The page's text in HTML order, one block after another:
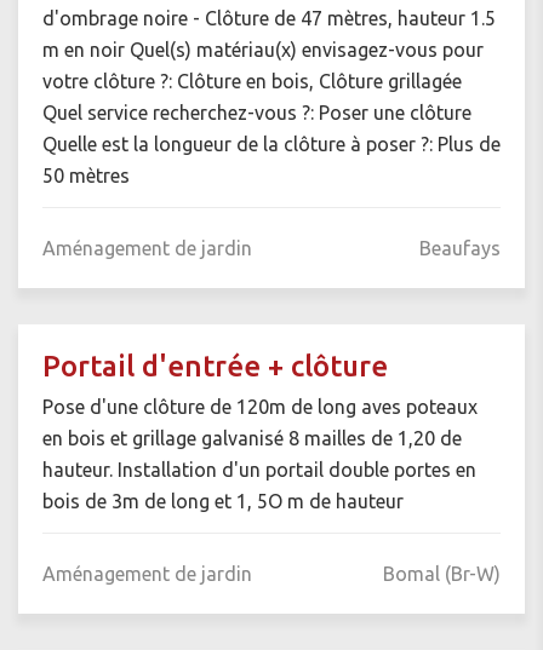
d'ombrage noire - Clôture de 47 mètres, hauteur 1.5
m en noir Quel(s) matériau(x) envisagez-vous pour
votre clôture ?: Clôture en bois, Clôture grillagée
Quel service recherchez-vous ?: Poser une clôture
Quelle est la longueur de la clôture à poser ?: Plus de
50 mètres
Aménagement de jardin Beaufays
Portail d'entrée + clôture
Pose d'une clôture de 120m de long aves poteaux
en bois et grillage galvanisé 8 mailles de 1,20 de
hauteur. Installation d'un portail double portes en
bois de 3m de long et 1, 5O m de hauteur
Aménagement de jardin Bomal (Br-W)